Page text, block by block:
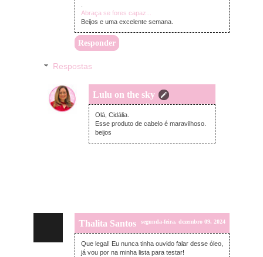
Abraça se fores capaz...
Beijos e uma excelente semana.
Responder
Respostas
Lulu on the sky
sábado, dezembro 14, 2024
Olá, Cidália.
Esse produto de cabelo é maravilhoso.
beijos
Thalita Santos segunda-feira, dezembro 09, 2024
Que legal! Eu nunca tinha ouvido falar desse óleo,
já vou por na minha lista para testar!